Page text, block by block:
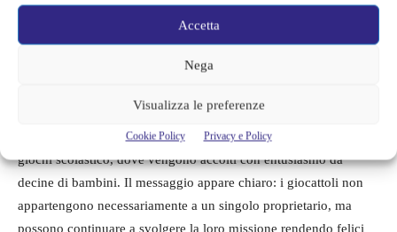
Accetta
Nega
Visualizza le preferenze
Cookie Policy Privacy e Policy
Lightyear ricevono infatti un aggiornamento che conferisce loro
la capacità di volare. Dopo aver compreso la propria natura di
giocattoli, questi personaggi scelgono di mettere la loro esistenza
La sequenza conclusiva mostra i nuovi Buzz arrivare in un parco
giochi scolastico, dove vengono accolti con entusiasmo da
decine di bambini. Il messaggio appare chiaro: i giocattoli non
appartengono necessariamente a un singolo proprietario, ma
possono continuare a svolgere la loro missione rendendo felici